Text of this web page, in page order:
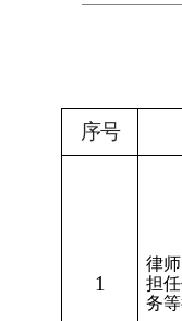
序号
1
律
担
务等